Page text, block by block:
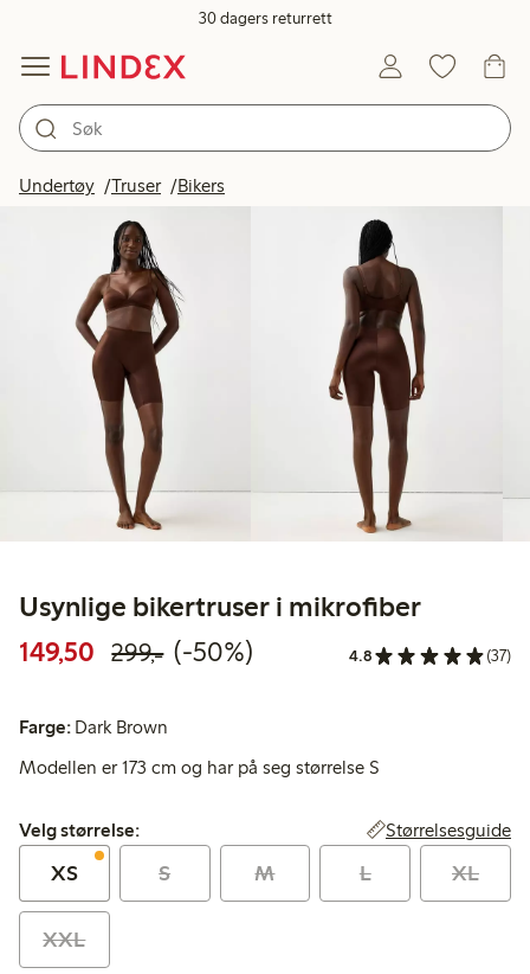
30 dagers returrett
Undertøy Truser Bikers
Usynlige bikertruser i mikrofiber
149,50 Rabattert pris: 149,50 kr
299,-Vanlig pris: 299,00 kr
50% rabatt
(-50%) 4.8 (37)
Farge: Dark Brown
Modellen er 173 cm og har på seg størrelse S
Velg størrelse:
Velg størrelse: Størrelsesguide
XS S M L XL
XXL